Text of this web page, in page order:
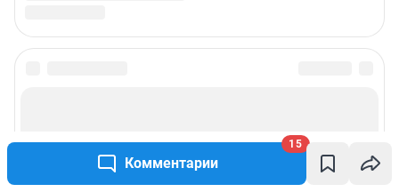
Комментарии
15